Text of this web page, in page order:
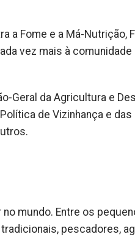
a Fome e a Má-Nutrição,
vez mais à comunidade
Geral da Agricultura e
de Vizinhança e
mundo. Entre os
pescadores,